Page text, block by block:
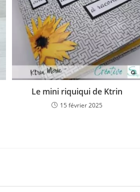
Le mini riquiqui de Ktrin
15 février 2025